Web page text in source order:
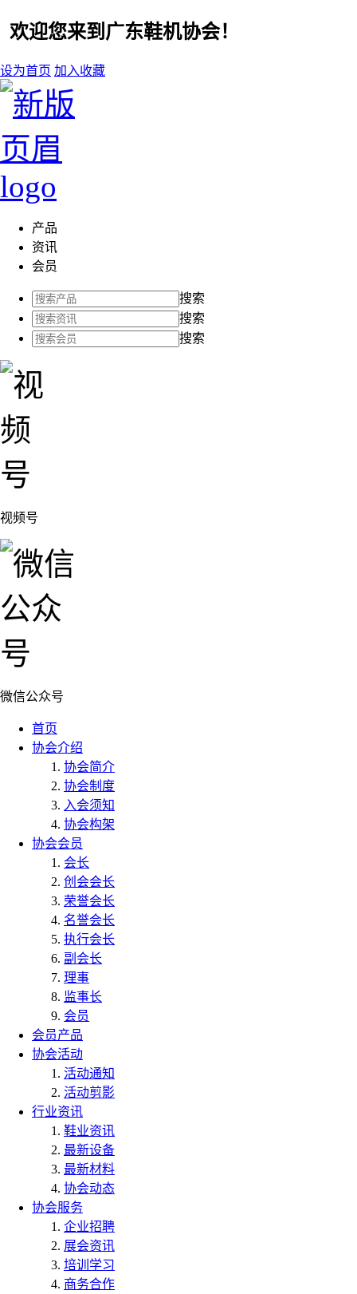
欢迎您来到广东鞋机协会！
设为首页 加入收藏
产品
资讯
会员
搜索
搜索
搜索
视频号
微信公众号
首页
协会介绍
协会简介
协会制度
入会须知
协会构架
协会会员
会长
创会会长
荣誉会长
名誉会长
执行会长
副会长
理事
监事长
会员
会员产品
协会活动
活动通知
活动剪影
行业资讯
鞋业资讯
最新设备
最新材料
协会动态
协会服务
企业招聘
展会资讯
培训学习
商务合作